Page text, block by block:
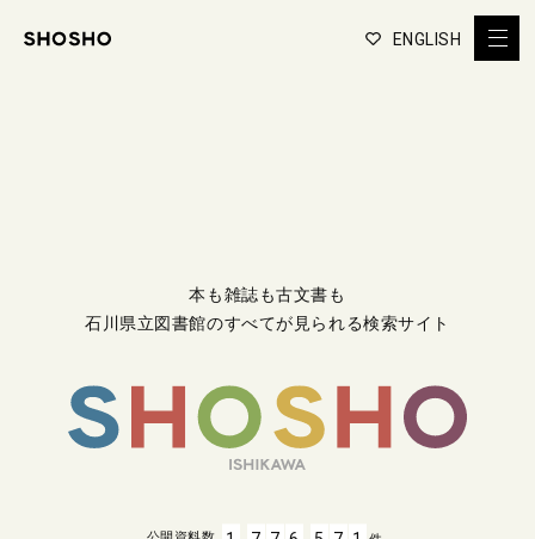
ENGLISH
本も雑誌も古文書も
石川県立図書館のすべてが見られる検索サイト